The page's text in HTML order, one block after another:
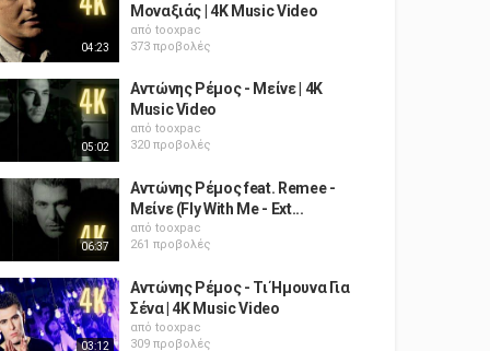
04:23
Μοναξιάς | 4K Music Video
από tooxpac
373 προβολές
05:02
Αντώνης Ρέμος - Μείνε | 4K
Music Video
από tooxpac
320 προβολές
06:37
Αντώνης Ρέμος feat. Remee -
Μείνε (Fly With Me - Ext...
από tooxpac
261 προβολές
03:12
Αντώνης Ρέμος - Τι Ήμουνα Για
Σένα | 4K Music Video
από tooxpac
309 προβολές